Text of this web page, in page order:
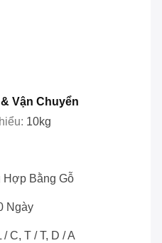
Vận Chuyển
10kg
Hợp Bằng Gỗ
Ngày
/ C, T / T, D / A